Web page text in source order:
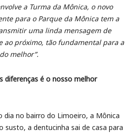
a Turma da Mônica, o novo
para o Parque da Mônica tem a
uma linda mensagem de
ao próximo, tão fundamental para a
melhor”.
diferenças é o nosso melhor
dia no bairro do Limoeiro, a Mônica
susto, a dentucinha sai de casa para